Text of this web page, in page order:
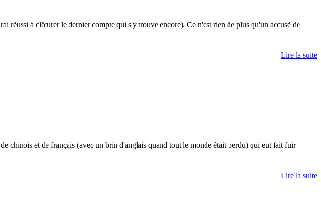
réussi à clôturer le dernier compte qui s'y trouve encore). Ce n'est rien de plus qu'un accusé de
Lire la suite
chinois et de français (avec un brin d'anglais quand tout le monde était perdu) qui eut fait fuir
Lire la suite